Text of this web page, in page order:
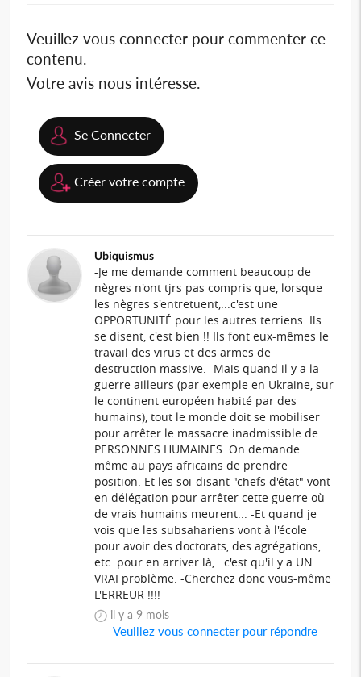
Veuillez vous connecter pour commenter ce
contenu.
Votre avis nous intéresse.
Se Connecter
Créer votre compte
Ubiquismus
-Je me demande comment beaucoup de
nègres n'ont tjrs pas compris que, lorsque
les nègres s'entretuent,...c'est une
OPPORTUNITÉ pour les autres terriens. Ils
se disent, c'est bien !! Ils font eux-mêmes le
travail des virus et des armes de
destruction massive. -Mais quand il y a la
guerre ailleurs (par exemple en Ukraine, sur
le continent européen habité par des
humains), tout le monde doit se mobiliser
pour arrêter le massacre inadmissible de
PERSONNES HUMAINES. On demande
même au pays africains de prendre
position. Et les soi-disant "chefs d'état" vont
en délégation pour arrêter cette guerre où
de vrais humains meurent... -Et quand je
vois que les subsahariens vont à l'école
pour avoir des doctorats, des agrégations,
etc. pour en arriver là,...c'est qu'il y a UN
VRAI problème. -Cherchez donc vous-même
L'ERREUR !!!!
il y a 9 mois
Veuillez vous connecter pour répondre